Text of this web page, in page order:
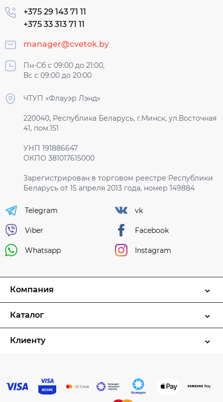
+375 29 143 71 11
+375 33 313 71 11
manager@cvetok.by
Пн-Сб с 09:00 до 21:00,
Вс с 09:00 до 20:00
ЧТУП «Флауэр Лэнд»
220040, Республика Беларусь, г.Минск, ул.Восточная
41, пом.151
УНП 191886647
ОКПО 381017615000
Зарегистрирован в торговом реестре Республики
Беларусь от 15 апреля 2013 года, номер 149884
Telegram
Viber
Whatsapp
vk
Facebook
Instagram
Компания
Каталог
Клиенту